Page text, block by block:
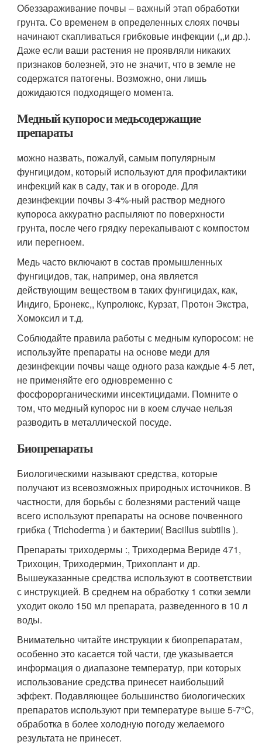
Обеззараживание почвы – важный этап обработки
грунта. Со временем в определенных слоях почвы
начинают скапливаться грибковые инфекции (,,и др.).
Даже если ваши растения не проявляли никаких
признаков болезней, это не значит, что в земле не
содержатся патогены. Возможно, они лишь
дожидаются подходящего момента.
Медный купорос и медьсодержащие
препараты
можно назвать, пожалуй, самым популярным
фунгицидом, который используют для профилактики
инфекций как в саду, так и в огороде. Для
дезинфекции почвы 3-4%-ный раствор медного
купороса аккуратно распыляют по поверхности
грунта, после чего грядку перекапывают с компостом
или перегноем.
Медь часто включают в состав промышленных
фунгицидов, так, например, она является
действующим веществом в таких фунгицидах, как,
Индиго, Бронекс,, Купролюкс, Курзат, Протон Экстра,
Хомоксил и т.д.
Соблюдайте правила работы с медным купоросом: не
используйте препараты на основе меди для
дезинфекции почвы чаще одного раза каждые 4-5 лет,
не применяйте его одновременно с
фосфорорганическими инсектицидами. Помните о
том, что медный купорос ни в коем случае нельзя
разводить в металлической посуде.
Биопрепараты
Биологическими называют средства, которые
получают из всевозможных природных источников. В
частности, для борьбы с болезнями растений чаще
всего используют препараты на основе почвенного
грибка ( Trichoderma ) и бактерии( Bacillus subtilis ).
Препараты триходермы :, Триходерма Вериде 471,
Трихоцин, Триходермин, Трихоплант и др.
Вышеуказанные средства используют в соответствии
с инструкцией. В среднем на обработку 1 сотки земли
уходит около 150 мл препарата, разведенного в 10 л
воды.
Внимательно читайте инструкции к биопрепаратам,
особенно это касается той части, где указывается
информация о диапазоне температур, при которых
использование средства принесет наибольший
эффект. Подавляющее большинство биологических
препаратов используют при температуре выше 5-7°C,
обработка в более холодную погоду желаемого
результата не принесет.